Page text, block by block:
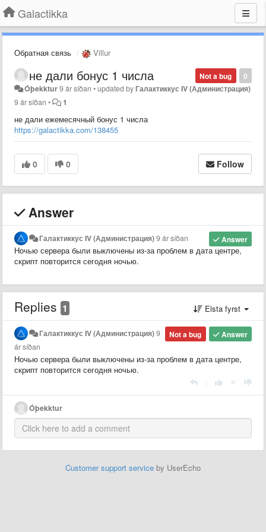
Galactikka
Обратная связь Villur
0
Not a bug
не дали бонус 1 числа
Óþekktur9 ár síðan •updated byГалактиккус IV (Администрация)
9 ár síðan • 1
не дали ежемесячный бонус 1 числа
https://galactikka.com/138455
0 0 Follow
Answer
Answer
Галактиккус IV (Администрация)9 ár síðan
Ночью сервера были выключены из-за проблем в дата центре,
скрипт повторится сегодня ночью.
Replies 1 Elsta fyrst
Answer
Not a bug
Галактиккус IV (Администрация)9
ár síðan
Ночью сервера были выключены из-за проблем в дата центре,
скрипт повторится сегодня ночью.
Óþekktur
Customer support service by UserEcho